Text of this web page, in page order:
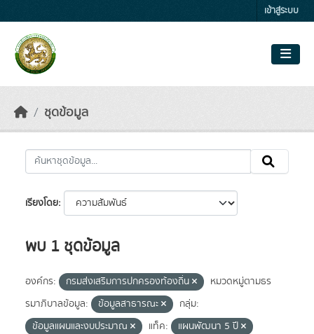
เข้าสู่ระบบ
ชุดข้อมูล
เรียงโดย
พบ 1 ชุดข้อมูล
องค์กร: กรมส่งเสริมการปกครองท้องถิ่น
หมวดหมู่ตามธร
รมาภิบาลข้อมูล:
ข้อมูลสาธารณะ
กลุ่ม:
ข้อมูลแผนและงบประมาณ
แท็ค:
แผนพัฒนา 5 ปี